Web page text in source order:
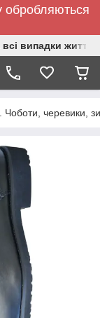
обробляються
випадки життя.
Чоботи, черевики,